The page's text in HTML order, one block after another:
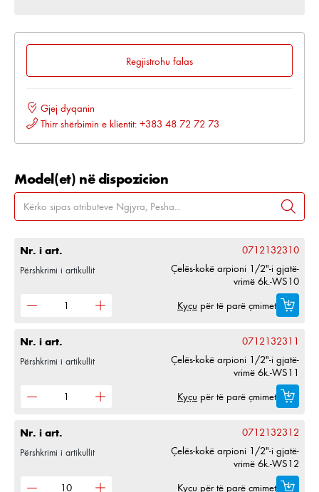
Regjistrohu falas
Gjej dyqanin
Thirr shërbimin e klientit: +383 48 72 72 73
Model(et) në dispozicion
Nr. i art. 0712132310
Përshkrimi i artikullit
Çelës-kokë arpioni 1/2"-i gjatë-
vrimë 6k.-WS10
Kyçu për të parë çmimet
Nr. i art. 0712132311
Përshkrimi i artikullit
Çelës-kokë arpioni 1/2"-i gjatë-
vrimë 6k.-WS11
Kyçu për të parë çmimet
Nr. i art. 0712132312
Përshkrimi i artikullit
Çelës-kokë arpioni 1/2"-i gjatë-
vrimë 6k.-WS12
Kyçu për të parë çmimet